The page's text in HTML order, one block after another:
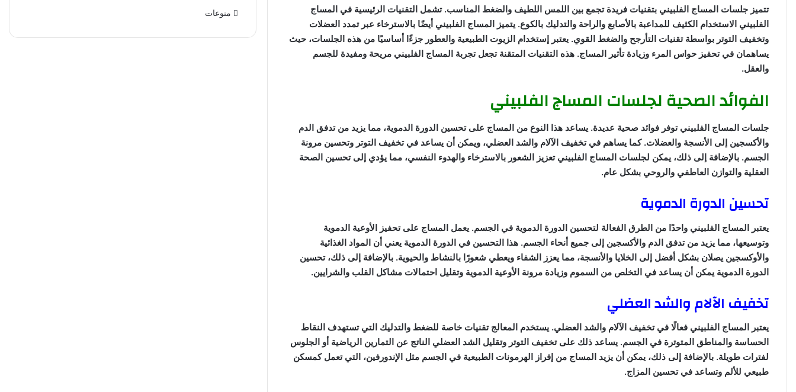
تتميز جلسات المساج الفلبيني بتقنيات فريدة تجمع بين اللمس اللطيف والضغط المناسب. تشمل التقنيات الرئيسية في المساج
الفلبيني الاستخدام الكثيف للمداعبة بالأصابع والراحة والتدليك بالكوع. يتميز المساج الفلبيني أيضًا بالاسترخاء عبر تمدد العضلات
وتخفيف التوتر بواسطة تقنيات التأرجح والضغط القوي. يعتبر إستخدام الزيوت الطبيعية والعطور جزءًا أساسيًا من هذه الجلسات، حيث
يساهمان في تحفيز حواس المرء وزيادة تأثير المساج. هذه التقنيات المتقنة تجعل تجربة المساج الفلبيني مريحة ومفيدة للجسم
والعقل.
الفوائد الصحية لجلسات المساج الفلبيني
جلسات المساج الفلبيني توفر فوائد صحية عديدة. يساعد هذا النوع من المساج على تحسين الدورة الدموية، مما يزيد من تدفق الدم
والأكسجين إلى الأنسجة والعضلات. كما يساهم في تخفيف الآلام والشد العضلي، ويمكن أن يساعد في تخفيف التوتر وتحسين مرونة
الجسم. بالإضافة إلى ذلك، يمكن لجلسات المساج الفلبيني تعزيز الشعور بالاسترخاء والهدوء النفسي، مما يؤدي إلى تحسين الصحة
العقلية والتوازن العاطفي والروحي بشكل عام.
تحسين الدورة الدموية
يعتبر المساج الفلبيني واحدًا من الطرق الفعالة لتحسين الدورة الدموية في الجسم. يعمل المساج على تحفيز الأوعية الدموية
وتوسيعها، مما يزيد من تدفق الدم والأكسجين إلى جميع أنحاء الجسم. هذا التحسين في الدورة الدموية يعني أن المواد الغذائية
والأوكسجين يصلان بشكل أفضل إلى الخلايا والأنسجة، مما يعزز الشفاء ويعطي شعورًا بالنشاط والحيوية. بالإضافة إلى ذلك، تحسين
الدورة الدموية يمكن أن يساعد في التخلص من السموم وزيادة مرونة الأوعية الدموية وتقليل احتمالات مشاكل القلب والشرايين.
تخفيف الآلام والشد العضلي
يعتبر المساج الفلبيني فعالًا في تخفيف الآلام والشد العضلي. يستخدم المعالج تقنيات خاصة للضغط والتدليك التي تستهدف النقاط
الحساسة والمناطق المتوترة في الجسم. يساعد ذلك على تخفيف التوتر وتقليل الشد العضلي الناتج عن التمارين الرياضية أو الجلوس
لفترات طويلة. بالإضافة إلى ذلك، يمكن أن يزيد المساج من إفراز الهرمونات الطبيعية في الجسم مثل الإندورفين، التي تعمل كمسكن
طبيعي للألم وتساعد في تحسين المزاج.
منوعات